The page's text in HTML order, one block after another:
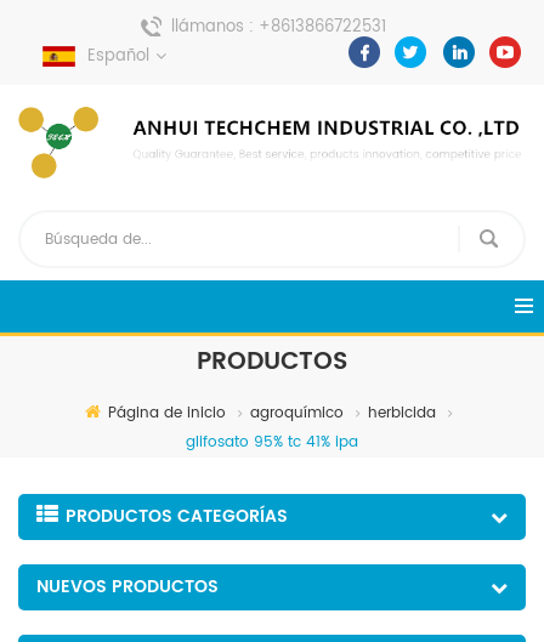
llámanos : +8613866722531
enviar un mensaje :
pweiping@techemi.com
Español
PRODUCTOS
Página de inicio agroquímico
herbicida
glifosato 95% tc 41% ipa
PRODUCTOS CATEGORÍAS
NUEVOS PRODUCTOS